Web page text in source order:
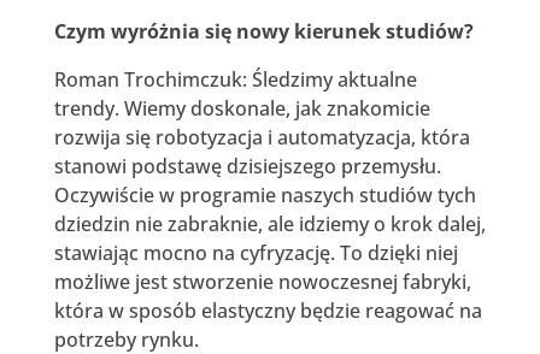
Czym wyróżnia się nowy kierunek studiów?
Roman Trochimczuk: Śledzimy aktualne
trendy. Wiemy doskonale, jak znakomicie
rozwija się robotyzacja i automatyzacja, która
stanowi podstawę dzisiejszego przemysłu.
Oczywiście w programie naszych studiów tych
dziedzin nie zabraknie, ale idziemy o krok dalej,
stawiając mocno na cyfryzację. To dzięki niej
możliwe jest stworzenie nowoczesnej fabryki,
która w sposób elastyczny będzie reagować na
potrzeby rynku.